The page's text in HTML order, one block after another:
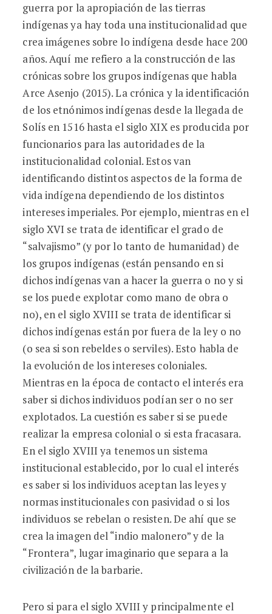
guerra por la apropiación de las tierras
indígenas ya hay toda una institucionalidad que
crea imágenes sobre lo indígena desde hace 200
años. Aquí me refiero a la construcción de las
crónicas sobre los grupos indígenas que habla
Arce Asenjo (2015). La crónica y la identificación
de los etnónimos indígenas desde la llegada de
Solís en 1516 hasta el siglo XIX es producida por
funcionarios para las autoridades de la
institucionalidad colonial. Estos van
identificando distintos aspectos de la forma de
vida indígena dependiendo de los distintos
intereses imperiales. Por ejemplo, mientras en el
siglo XVI se trata de identificar el grado de
“salvajismo” (y por lo tanto de humanidad) de
los grupos indígenas (están pensando en si
dichos indígenas van a hacer la guerra o no y si
se los puede explotar como mano de obra o
no), en el siglo XVIII se trata de identificar si
dichos indígenas están por fuera de la ley o no
(o sea si son rebeldes o serviles). Esto habla de
la evolución de los intereses coloniales.
Mientras en la época de contacto el interés era
saber si dichos individuos podían ser o no ser
explotados. La cuestión es saber si se puede
realizar la empresa colonial o si esta fracasara.
En el siglo XVIII ya tenemos un sistema
institucional establecido, por lo cual el interés
es saber si los individuos aceptan las leyes y
normas institucionales con pasividad o si los
individuos se rebelan o resisten. De ahí que se
crea la imagen del “indio malonero” y de la
“Frontera”, lugar imaginario que separa a la
civilización de la barbarie.
Pero si para el siglo XVIII y principalmente el